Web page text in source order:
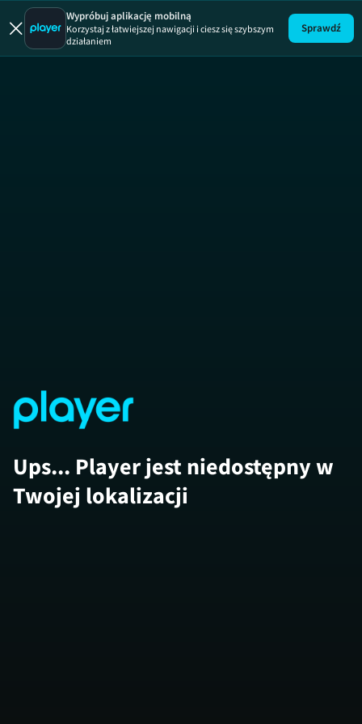
Uwaga!
Wypróbuj aplikację mobilną
Korzystaj z łatwiejszej nawigacji i ciesz się szybszym
działaniem
Sprawdź
Ups... Player jest niedostępny w
Twojej lokalizacji